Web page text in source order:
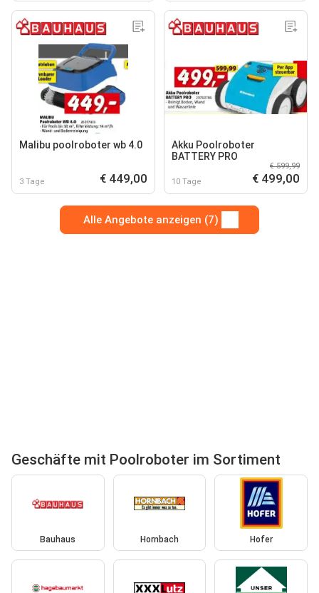
Malibu poolroboter wb 4.0
3 Tage € 449,00
Akku Poolroboter
BATTERY PRO
10 Tage
€ 599,99
€ 499,00
Alle Angebote anzeigen (7)
Geschäfte mit Poolroboter im Sortiment
Bauhaus Hornbach Hofer